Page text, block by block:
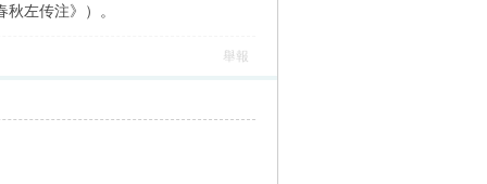
左传注》）。
舉報